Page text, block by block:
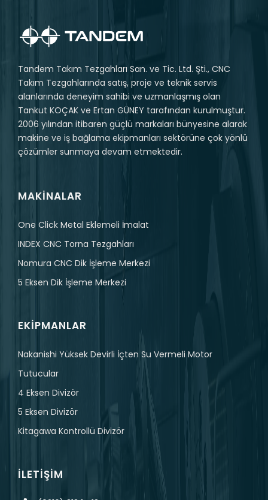
Tandem Takım Tezgahları San. ve Tic. Ltd. Şti., CNC
Takım Tezgahlarında satış, proje ve teknik servis
alanlarında deneyim sahibi ve uzmanlaşmış olan
Tankut KOÇAK ve Ertan GÜNEY tarafından kurulmuştur.
2006 yılından itibaren güçlü markaları bünyesine alarak
makine ve iş bağlama ekipmanları sektörüne çok yönlü
çözümler sunmaya devam etmektedir.
MAKINALAR
One Click Metal Eklemeli İmalat
INDEX CNC Torna Tezgahları
Nomura CNC Dik İşleme Merkezi
5 Eksen Dik İşleme Merkezi
EKIPMANLAR
Nakanishi Yüksek Devirli İçten Su Vermeli Motor
Tutucular
4 Eksen Divizör
5 Eksen Divizör
Kitagawa Kontrollü Divizör
İLETIŞIM